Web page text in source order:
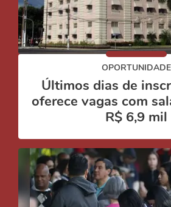
OPORTUNIDADE
Últimos dias de
oferece vagas com
R$ 6,9 mil